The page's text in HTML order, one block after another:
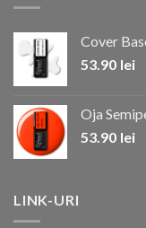
Cover
53.90 lei
Oja
53.90 lei
LINK-URI